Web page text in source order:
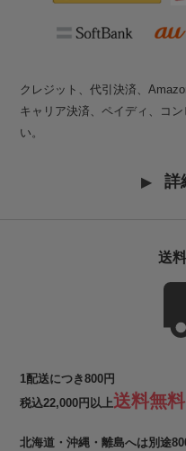
クレジット、代引決済、
キャリア決済、ペイディ、コ
い。
詳
送
1配送につき800円
税込22,000円以上送料無料
北海道・沖縄・離島へは別途